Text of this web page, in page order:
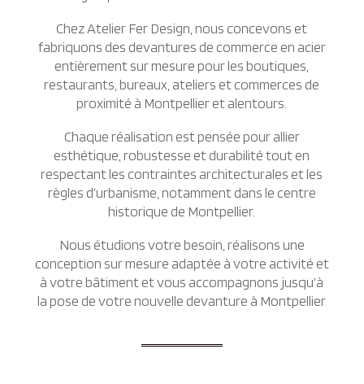
Chez Atelier Fer Design, nous concevons et
fabriquons des devantures de commerce en acier
entièrement sur mesure pour les boutiques,
restaurants, bureaux, ateliers et commerces de
proximité à Montpellier et alentours.
Chaque réalisation est pensée pour allier
esthétique, robustesse et durabilité tout en
respectant les contraintes architecturales et les
règles d’urbanisme, notamment dans le centre
historique de Montpellier.
Nous étudions votre besoin, réalisons une
conception sur mesure adaptée à votre activité et
à votre bâtiment et vous accompagnons jusqu’à
la pose de votre nouvelle devanture à Montpellier